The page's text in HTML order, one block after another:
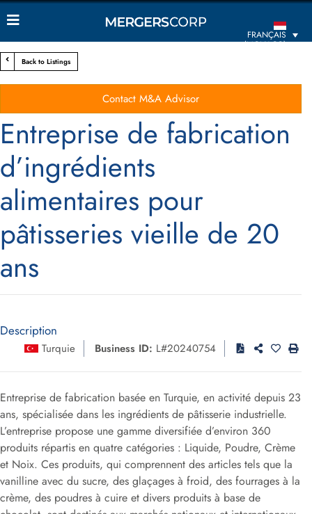
FRANÇAIS
(MONACO)
Back to Listings
Contact M&A Advisor
Entreprise de fabrication
d’ingrédients
alimentaires pour
pâtisseries vieille de 20
ans
Description
Turquie Business ID: L#20240754
Entreprise de fabrication basée en Turquie, en activité depuis 23
ans, spécialisée dans les ingrédients de pâtisserie industrielle.
L’entreprise propose une gamme diversifiée d’environ 360
produits répartis en quatre catégories : Liquide, Poudre, Crème
et Noix. Ces produits, qui comprennent des articles tels que la
vanilline avec du sucre, des glaçages à froid, des fourrages à la
crème, des poudres à cuire et divers produits à base de